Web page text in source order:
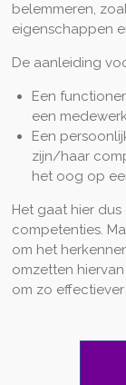
belemmeren,
eigenschappen
De aanleiding
Een
een
Een
zijn/haar
het oog op
Het gaat hier
competenties.
om het
omzetten
om zo